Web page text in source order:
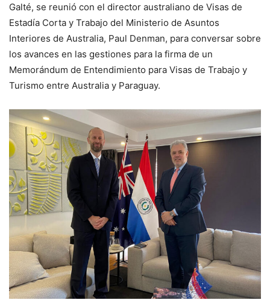
Galté, se reunió con el director australiano de Visas de
Estadía Corta y Trabajo del Ministerio de Asuntos
Interiores de Australia, Paul Denman, para conversar sobre
los avances en las gestiones para la firma de un
Memorándum de Entendimiento para Visas de Trabajo y
Turismo entre Australia y Paraguay.